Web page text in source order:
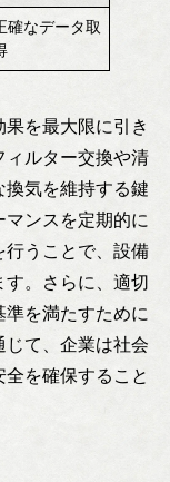
確なデータ取
を最大限に引き
ィルター交換や清
気を維持する鍵
ンスを定期的に
行うことで、設備
。さらに、適切
を満たすために
じて、企業は社会
を確保すること